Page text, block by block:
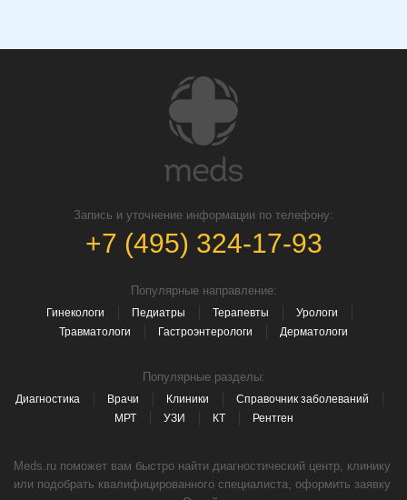
Запись и уточнение информации по телефону:
+7 (495) 324-17-93
Популярные направление:
Гинекологи Педиатры Терапевты
Урологи
Травматологи
Гастроэнтерологи Дерматологи
Популярные разделы:
Диагностика Врачи Клиники
Справочник заболеваний
МРТ
УЗИ КТ Рентген
Meds.ru поможет вам быстро найти диагностический центр, клинику
или подобрать квалифицированного специалиста, оформить заявку